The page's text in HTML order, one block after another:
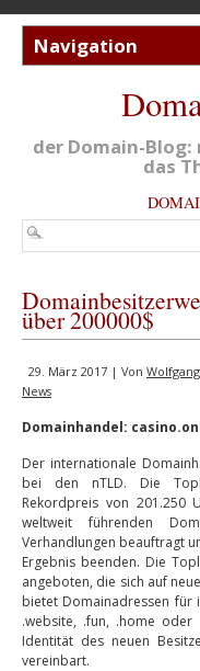
der Domain-
das
über 200000$
29. März 2017 | Von
News
Domainhandel:
Der internationale
bei den nTLD. Die
Rekordpreis von 201.250
weltweit führenden
Verhandlungen beauftragt
Ergebnis beenden. Die
angeboten, die sich auf
bietet Domainadressen für
.website, .fun, .home
Identität des neuen
vereinbart.